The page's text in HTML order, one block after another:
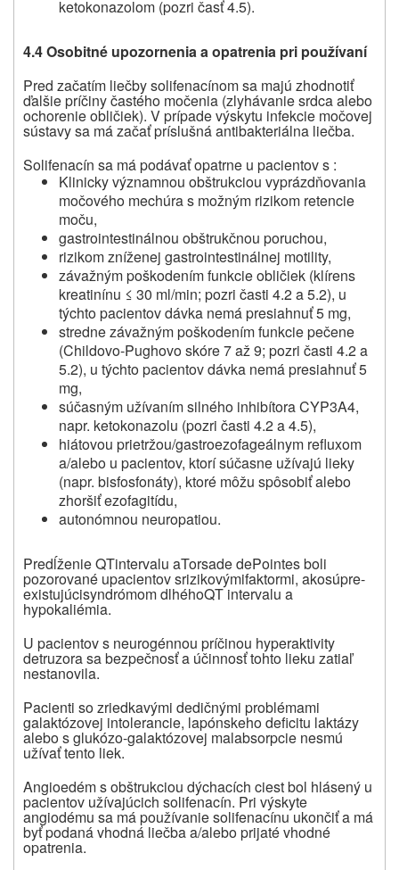
ketokonazolom (pozri časť 4.5).
4.4 Osobitné upozornenia a opatrenia pri používaní
Pred začatím liečby solifenacínom sa majú zhodnotiť
ďalšie príčiny častého močenia (zlyhávanie srdca alebo
ochorenie obličiek). V prípade výskytu infekcie močovej
sústavy sa má začať príslušná antibakteriálna liečba.
Solifenacín sa má podávať opatrne u pacientov s :
Klinicky významnou obštrukciou vyprázdňovania
močového mechúra s možným rizikom retencie
moču,
gastrointestinálnou obštrukčnou poruchou,
rizikom zníženej gastrointestinálnej motility,
závažným poškodením funkcie obličiek (klírens
kreatinínu ≤ 30 ml/min; pozri časti 4.2 a 5.2), u
týchto pacientov dávka nemá presiahnuť 5 mg,
stredne závažným poškodením funkcie pečene
(Childovo-Pughovo skóre 7 až 9; pozri časti 4.2 a
5.2), u týchto pacientov dávka nemá presiahnuť 5
mg,
súčasným užívaním silného inhibítora CYP3A4,
napr. ketokonazolu (pozri časti 4.2 a 4.5),
hiátovou prietržou/gastroezofageálnym refluxom
a/alebo u pacientov, ktorí súčasne užívajú lieky
(napr. bisfosfonáty), ktoré môžu spôsobiť alebo
zhoršiť ezofagitídu,
autonómnou neuropatiou.
PredĺženieQTintervalu aTorsadedePointesboli
pozorované upacientovsrizikovýmifaktormi, akosúpre-
existujúcisyndrómomdlhéhoQT intervalu a
hypokaliémia.
U pacientov s neurogénnou príčinou hyperaktivity
detruzora sa bezpečnosť a účinnosť tohto lieku zatiaľ
nestanovila.
Pacienti so zriedkavými dedičnými problémami
galaktózovej intolerancie, lapónskeho deficitu laktázy
alebo s glukózo-galaktózovej malabsorpcie nesmú
užívať tento liek.
Angioedém s obštrukciou dýchacích ciest bol hlásený u
pacientov užívajúcich solifenacín. Pri výskyte
angiodému sa má používanie solifenacínu ukončiť a má
byť podaná vhodná liečba a/alebo prijaté vhodné
opatrenia.